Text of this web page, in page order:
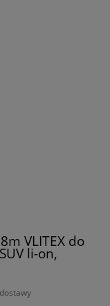
VLITEX do
li-on,
+ torba